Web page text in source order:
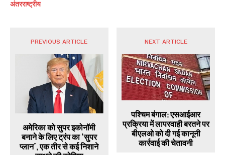
अंतरराष्ट्रीय
PREVIOUS ARTICLE
अमेरिका को सुपर इकोनॉमी
बनाने के लिए ट्रंप का ‘सुपर
प्लान’, एक तीर से कई निशाने
NEXT ARTICLE
पश्चिम बंगाल: एसआईआर
प्रक्रिया में लापरवाही बरतने पर
बीएलओ को दी गई कानूनी
कार्रवाई की चेतावनी